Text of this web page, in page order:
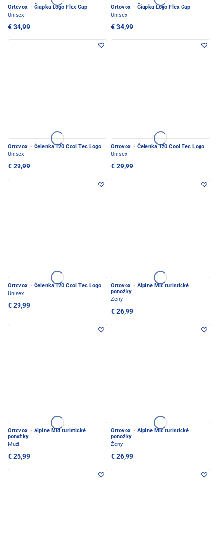
Ortovox · Čiapka Logo Flex Cap
Unisex
€ 34,99
Ortovox · Čiapka Logo Flex Cap
Unisex
€ 34,99
Ortovox · Čelenka 120 Cool Tec Logo
Unisex
€ 29,99
Ortovox · Čelenka 120 Cool Tec Logo
Unisex
€ 29,99
Ortovox · Čelenka 120 Cool Tec Logo
Unisex
€ 29,99
Ortovox · Alpine Mid turistické
ponožky
Ženy
€ 26,99
Ortovox · Alpine Mid turistické
ponožky
Muži
€ 26,99
Ortovox · Alpine Mid turistické
ponožky
Ženy
€ 26,99